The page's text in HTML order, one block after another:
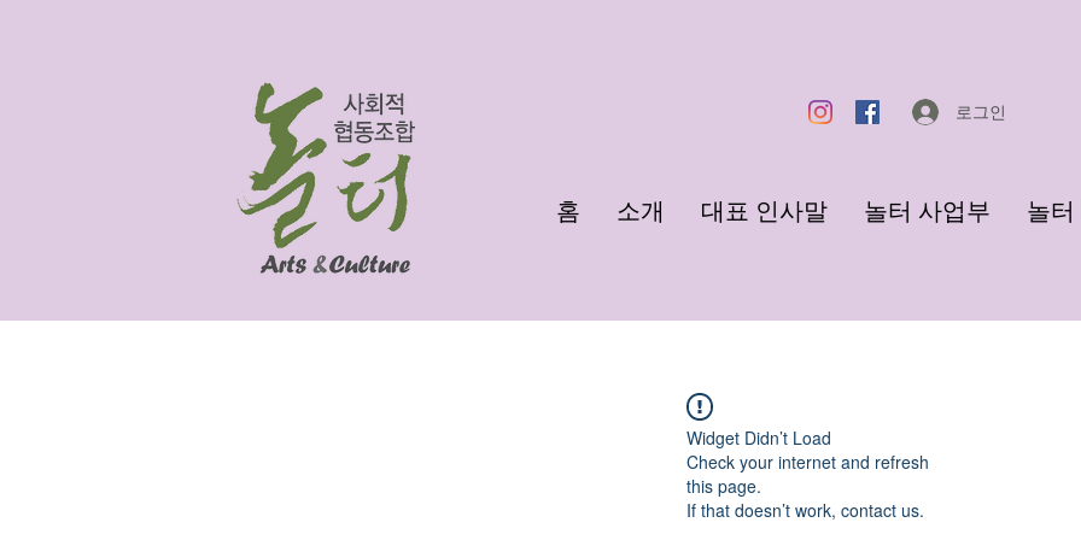
로그인
홈 소개 대표 인사말 놀터 사업부 놀터
Widget Didn’t Load
Check your internet and refresh
this page.
If that doesn’t work, contact us.